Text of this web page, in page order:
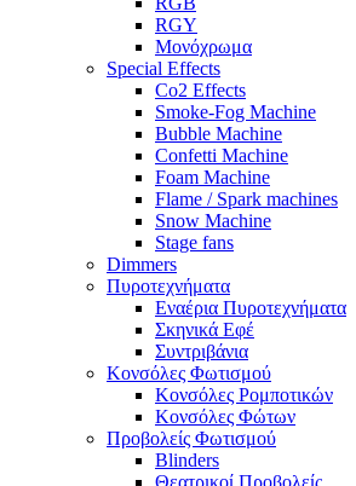
RGY
Μονόχρωμα
Special Effects
Co2 Effects
Smoke-Fog Machine
Bubble Machine
Confetti Machine
Foam Machine
Flame / Spark machines
Snow Machine
Stage fans
Dimmers
Πυροτεχνήματα
Εναέρια Πυροτεχνήματα
Σκηνικά Εφέ
Συντριβάνια
Κονσόλες Φωτισμού
Κονσόλες Ρομποτικών
Κονσόλες Φώτων
Προβολείς Φωτισμού
Blinders
Θεατρικοί Προβολείς